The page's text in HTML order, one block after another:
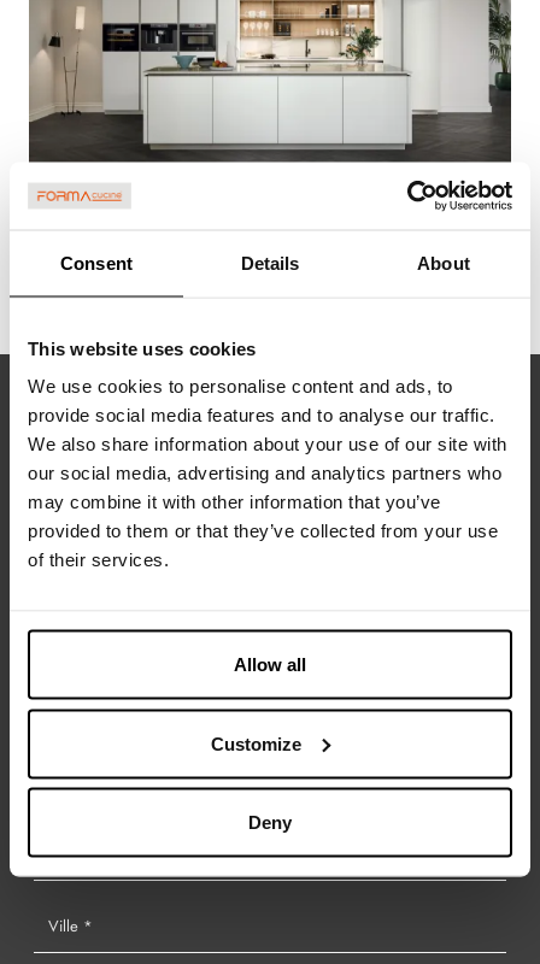
Consent Details About
This website uses cookies
We use cookies to personalise content and ads, to
provide social media features and to analyse our traffic.
We also share information about your use of our site with
our social media, advertising and analytics partners who
may combine it with other information that you’ve
provided to them or that they’ve collected from your use
of their services.
Allow all
Customize
Deny
DEMANDER PLUS D'INFORMATIONS